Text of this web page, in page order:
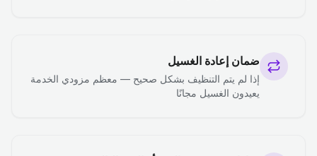
ضمان إعادة الغسيل
إذا لم يتم التنظيف بشكل صحيح — معظم مزودي الخدمة
يعيدون الغسيل مجانًا